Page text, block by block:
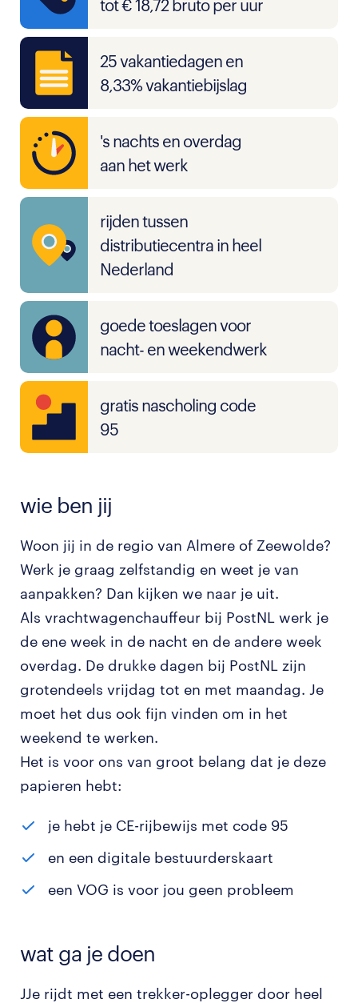
tot € 18,72 bruto per uur
25 vakantiedagen en
8,33% vakantiebijslag
's nachts en overdag
aan het werk
rijden tussen
distributiecentra in heel
Nederland
goede toeslagen voor
nacht- en weekendwerk
gratis nascholing code
95
wie ben jij
Woon jij in de regio van Almere of Zeewolde?
Werk je graag zelfstandig en weet je van
aanpakken? Dan kijken we naar je uit.
Als vrachtwagenchauffeur bij PostNL werk je
de ene week in de nacht en de andere week
overdag. De drukke dagen bij PostNL zijn
grotendeels vrijdag tot en met maandag. Je
moet het dus ook fijn vinden om in het
weekend te werken.
Het is voor ons van groot belang dat je deze
papieren hebt:
je hebt je CE-rijbewijs met code 95
en een digitale bestuurderskaart
een VOG is voor jou geen probleem
wat ga je doen
JJe rijdt met een trekker-oplegger door heel